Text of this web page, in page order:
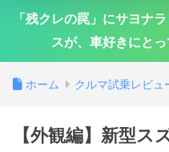
「残クレの罠」にサヨナ
スが、車好きにと
ホーム クルマ試乗レビュ
【外観編】新型ス